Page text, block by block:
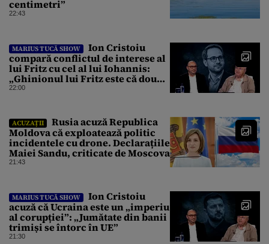
centimetri”
22:43
MARIUS TUCĂ SHOW
Ion Cristoiu
compară conflictul de interese al
lui Fritz cu cel al lui Iohannis:
„Ghinionul lui Fritz este că două
instanțe l-au declarat
22:00
ACUZAȚII
Rusia acuză Republica
Moldova că exploatează politic
incidentele cu drone. Declarațiile
Maiei Sandu, criticate de Moscova
21:43
MARIUS TUCĂ SHOW
Ion Cristoiu
acuză că Ucraina este un „imperiu
al corupției”: „Jumătate din banii
trimiși se întorc în UE”
21:30